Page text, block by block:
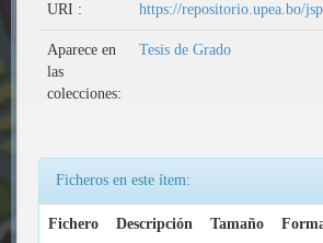
URI : https://repositorio.upea.bo/
Aparece en
las
colecciones:
Tesis de Grado
Ficheros en este ítem:
Fichero Descripción Tamaño